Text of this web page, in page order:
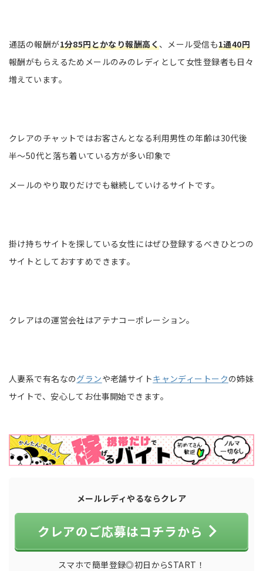
通話の報酬が1分85円とかなり報酬高く、メール受信も1通40円
報酬がもらえるためメールのみのレディとして女性登録者も日々
増えています。
クレアのチャットではお客さんとなる利用男性の年齢は30代後
半～50代と落ち着いている方が多い印象で
メールのやり取りだけでも継続していけるサイトです。
掛け持ちサイトを探している女性にはぜひ登録するべきひとつの
サイトとしておすすめできます。
クレアはの運営会社はアテナコーポレーション。
人妻系で有名なのグランや老舗サイトキャンディートークの姉妹
サイトで、安心してお仕事開始できます。
メールレディやるならクレア
クレアのご応募はコチラから
スマホで簡単登録◎初日からSTART！